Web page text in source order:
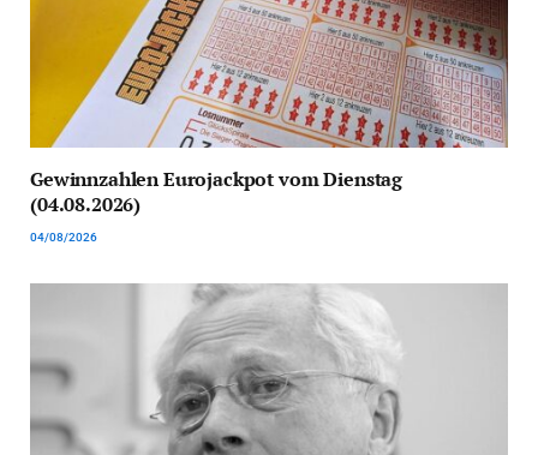
Gewinnzahlen Eurojackpot vom Dienstag
(04.08.2026)
04/08/2026